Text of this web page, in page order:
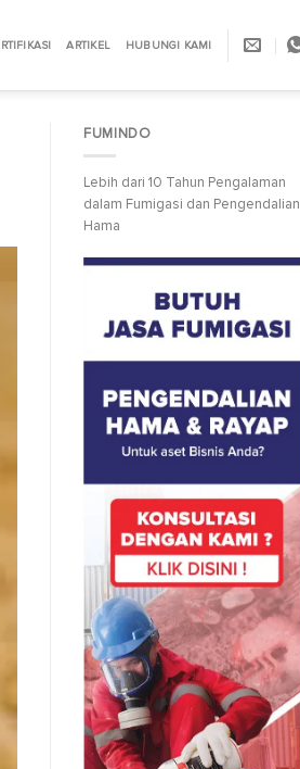
ARTIKEL HUBUNGI KAMI
FUMINDO
Lebih dari 10 Tahun Pengalaman
dalam Fumigasi dan Pengendalian
Hama